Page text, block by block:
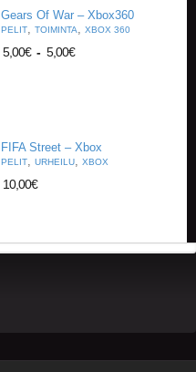
Gears Of War – Xbox360
PELIT, TOIMINTA, XBOX 360
5,00€ - 5,00€
FIFA Street – Xbox
PELIT, URHEILU, XBOX
10,00€